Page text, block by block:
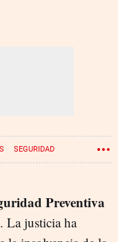
SEGURIDAD
Preventiva
La justicia ha